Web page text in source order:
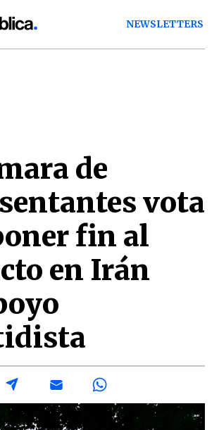
NEWSLETTERS
de
vota
fin al
en Irán